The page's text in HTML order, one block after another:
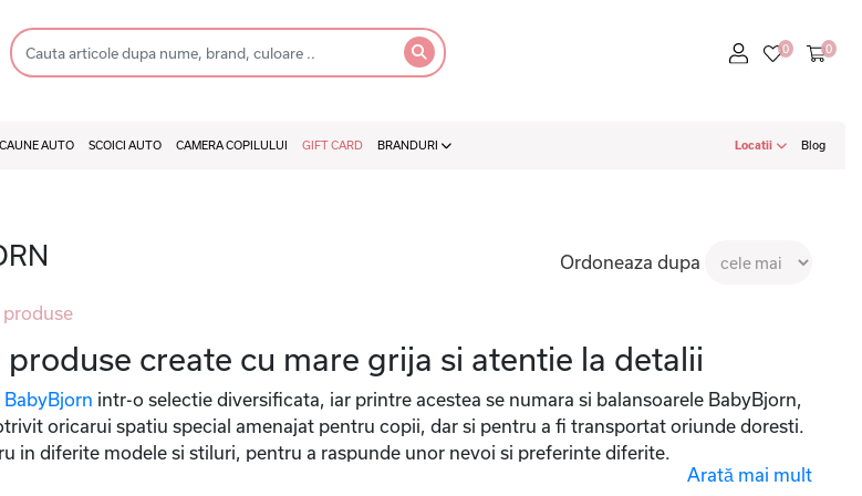
AUTO SCOICI AUTO CAMERA COPILULUI GIFT CARD BRANDURI Locatii Blog
Ordoneaza dupa
produse
create cu mare grija si atentie la detalii
intr-o selectie diversificata, iar printre acestea se numara si balansoarele BabyBjorn,
oricarui spatiu special amenajat pentru copii, dar si pentru a fi transportat oriunde doresti.
in diferite modele si stiluri, pentru a raspunde unor nevoi si preferinte diferite.
Arată mai mult